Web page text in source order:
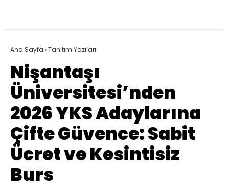
Ana Sayfa ›Tanıtım Yazıları
Nişantaşı
Üniversitesi’nden
2026 YKS Adaylarına
Çifte Güvence: Sabit
Ücret ve Kesintisiz
Burs